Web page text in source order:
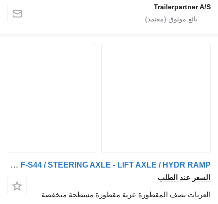
Trailerpartner A/S
Faymonville max trailer N/A F-S44 / STEERING AXLE - LIFT AXLE / HYDR RAMP
السعر عند الطلب
العربات نصف المقطورة عربة مقطورة مسطحة منخفضة